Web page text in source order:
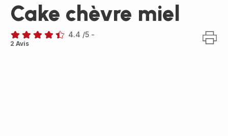
Cake chèvre miel
ratings.4.4
4.4 /5 -
2 Avis